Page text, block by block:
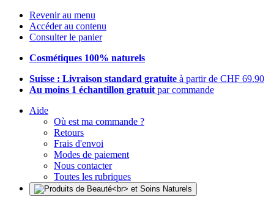
Revenir au menu
Accéder au contenu
Consulter le panier
Cosmétiques 100% naturels
Suisse : Livraison standard gratuite à partir de CHF 69.90
Au moins 1 échantillon gratuit par commande
Aide
Où est ma commande ?
Retours
Frais d'envoi
Modes de paiement
Nous contacter
Toutes les rubriques